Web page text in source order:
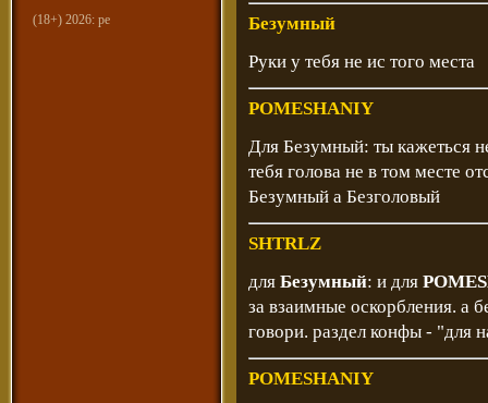
(18+) 2026: ре
Безумный
Руки у тебя не ис того места
POMESHANIY
Для Безумный: ты кажеться
тебя голова не в том месте
Безумный а Безголовый
SHTRLZ
для Безумный: и для
за взаимные оскорбления. а
говори. раздел конфы - "для
POMESHANIY